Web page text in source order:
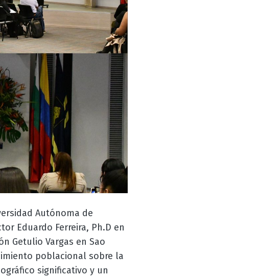
Autónoma de
Eduardo Ferreira, Ph.D en
Getulio Vargas en Sao
poblacional sobre la
significativo y un